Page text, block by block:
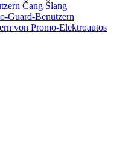
Čang Šlang
Guard-Benutzern
von Promo-Elektroautos